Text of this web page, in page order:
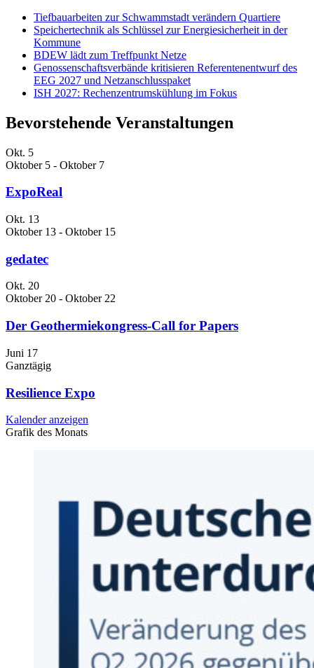
Tiefbauarbeiten zur Schwammstadt verändern Quartiere
Speichertechnik als Schlüssel zur Energiesicherheit in der
Kommune
BDEW lädt zum Treffpunkt Netze
Genossenschaftsverbände kritisieren Referentenentwurf des
EEG 2027 und Netzanschlusspaket
ISH 2027: Rechenzentrumskühlung im Fokus
Bevorstehende Veranstaltungen
Okt. 5
Oktober 5 - Oktober 7
ExpoReal
Okt. 13
Oktober 13 - Oktober 15
gedatec
Okt. 20
Oktober 20 - Oktober 22
Der Geothermiekongress-Call for Papers
Juni 17
Ganztägig
Resilience Expo
Kalender anzeigen
Grafik des Monats